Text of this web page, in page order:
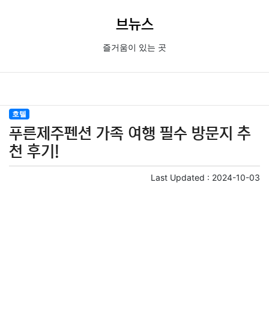
브뉴스
즐거움이 있는 곳
호텔
푸른제주펜션 가족 여행 필수 방문지 추
천 후기!
Last Updated : 2024-10-03